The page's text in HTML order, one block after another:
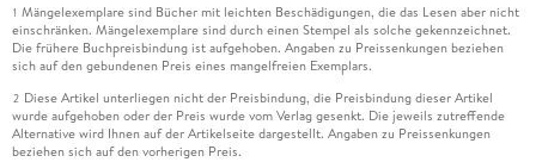
1 Mängelexemplare sind Bücher mit leichten Beschädigungen, die das Lesen aber nicht
einschränken. Mängelexemplare sind durch einen Stempel als solche gekennzeichnet.
Die frühere Buchpreisbindung ist aufgehoben. Angaben zu Preissenkungen beziehen
sich auf den gebundenen Preis eines mangelfreien Exemplars.
2 Diese Artikel unterliegen nicht der Preisbindung, die Preisbindung dieser Artikel
wurde aufgehoben oder der Preis wurde vom Verlag gesenkt. Die jeweils zutreffende
Alternative wird Ihnen auf der Artikelseite dargestellt. Angaben zu Preissenkungen
beziehen sich auf den vorherigen Preis.